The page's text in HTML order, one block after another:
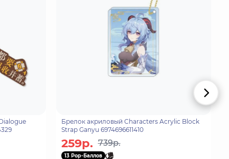
Брелок акриловый Characters Acrylic Block
Strap Ganyu 6974696611410
259р. 739р.
13 Pop-Баллов